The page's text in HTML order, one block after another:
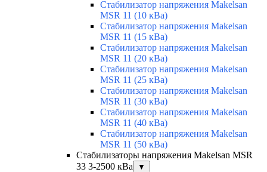
Стабилизатор напряжения Makelsan
MSR 11 (10 кВа)
Стабилизатор напряжения Makelsan
MSR 11 (15 кВа)
Стабилизатор напряжения Makelsan
MSR 11 (20 кВа)
Стабилизатор напряжения Makelsan
MSR 11 (25 кВа)
Стабилизатор напряжения Makelsan
MSR 11 (30 кВа)
Стабилизатор напряжения Makelsan
MSR 11 (40 кВа)
Стабилизатор напряжения Makelsan
MSR 11 (50 кВа)
Стабилизаторы напряжения Makelsan MSR
33 3-2500 кВа
▼